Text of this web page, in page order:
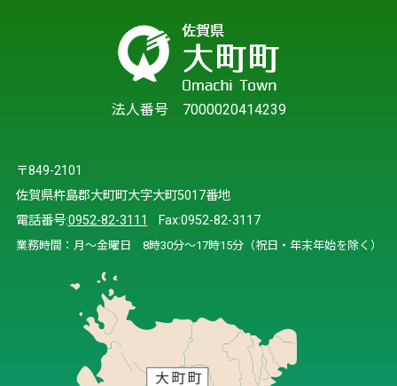
法人番号 7000020414239
〒849-2101
佐賀県杵島郡大町町大字大町5017番地
電話番号:0952-82-3111 Fax:0952-82-3117
業務時間：月～金曜日 8時30分～17時15分（祝日・年末年始を除く）